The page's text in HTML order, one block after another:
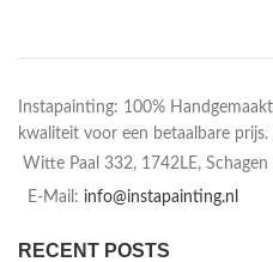
Instapainting: 100%
kwaliteit voor een betaalbare
Witte Paal 332, 1742LE, Schagen
E-Mail: info@instapainting.nl
RECENT POSTS